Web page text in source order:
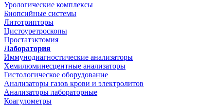
Урологические комплексы
Биопсийные системы
Литотрипторы
Цистоуретроскопы
Простатэктомия
Лаборатория
Иммунодиагностические анализаторы
Хемилюминесцентные анализаторы
Гистологическое оборудование
Анализаторы газов крови и электролитов
Анализаторы лабораторные
Коагулометры